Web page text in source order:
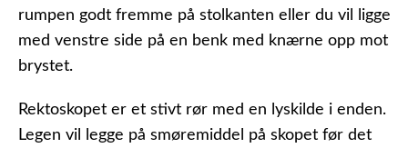
rumpen godt fremme på stolkanten eller du vil ligge
med venstre side på en benk med knærne opp mot
brystet.
Rektoskopet er et stivt rør med en lyskilde i enden.
Legen vil legge på smøremiddel på skopet før det